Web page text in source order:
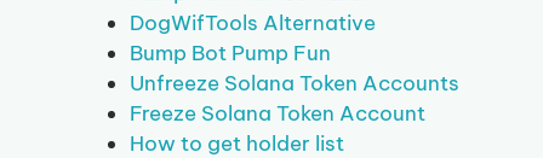
DogWifTools Alternative
Bump Bot Pump Fun
Unfreeze Solana Token Accounts
Freeze Solana Token Account
How to get holder list